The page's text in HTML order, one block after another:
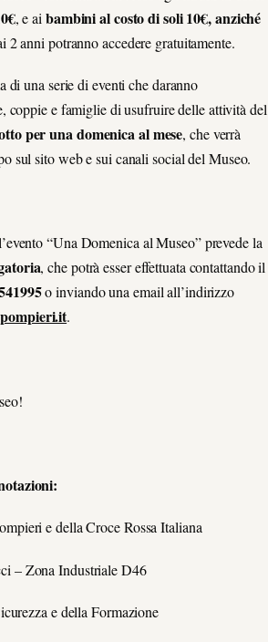
, e ai bambini al costo di soli 10€, anziché
anni potranno accedere gratuitamente.
di una serie di eventi che daranno
coppie e famiglie di usufruire delle attività del
per una domenica al mese, che verrà
sul sito web e sui canali social del Museo.
“Una Domenica al Museo” prevede la
, che potrà esser effettuata contattando il
o inviando una email all’indirizzo
.
e della Croce Rossa Italiana
– Zona Industriale D46
e della Formazione